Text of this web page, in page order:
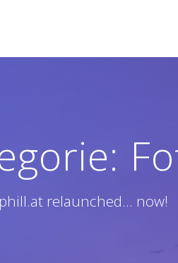
phill.at relaunched... now!